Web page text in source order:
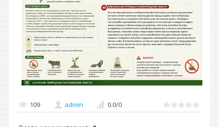
109 admin 0.0/0